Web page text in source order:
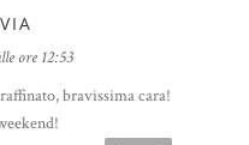
ore 12:53
bravissima cara!